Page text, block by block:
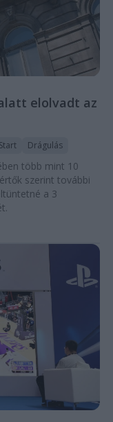
elolvadt az
Drágulás
több mint 10
szerint további
a 3